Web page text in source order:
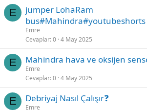
E
jumper LohaRam
Emre
Cevaplar 0 4 May 2025
E Mahindra hava ve oksijen
Emre
Cevaplar 0 4 May 2025
E Debriyaj Nasıl Çalışır❓️
Emre